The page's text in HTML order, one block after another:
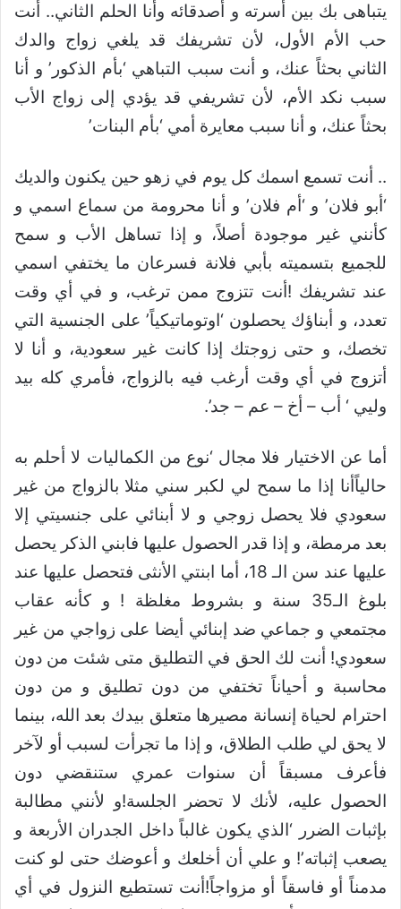
يتباهى بك بين أسرته و أصدقائه وأنا الحلم الثاني.. أنت
حب الأم الأول، لأن تشريفك قد يلغي زواج والدك
الثاني بحثاً عنك، و أنت سبب التباهي ‘بأم الذكور’ و أنا
سبب نكد الأم، لأن تشريفي قد يؤدي إلى زواج الأب
بحثاً عنك، و أنا سبب معايرة أمي ‘بأم البنات’
.. أنت تسمع اسمك كل يوم في زهو حين يكنون والديك
‘أبو فلان’ و ‘أم فلان’ و أنا محرومة من سماع اسمي و
كأنني غير موجودة أصلاً، و إذا تساهل الأب و سمح
للجميع بتسميته بأبي فلانة فسرعان ما يختفي اسمي
عند تشريفك !أنت تتزوج ممن ترغب، و في أي وقت
تعدد، و أبناؤك يحصلون ‘اوتوماتيكياً’ على الجنسية التي
تخصك، و حتى زوجتك إذا كانت غير سعودية، و أنا لا
أتزوج في أي وقت أرغب فيه بالزواج، فأمري كله بيد
وليي ‘ أب – أخ – عم – جد’.
أما عن الاختيار فلا مجال ‘نوع من الكماليات لا أحلم به
حالياًأنا إذا ما سمح لي لكبر سني مثلا بالزواج من غير
سعودي فلا يحصل زوجي و لا أبنائي على جنسيتي إلا
بعد مرمطة، و إذا قدر الحصول عليها فابني الذكر يحصل
عليها عند سن الـ 18، أما ابنتي الأنثى فتحصل عليها عند
بلوغ الـ35 سنة و بشروط مغلظة ! و كأنه عقاب
مجتمعي و جماعي ضد إبنائي أيضا على زواجي من غير
سعودي! أنت لك الحق في التطليق متى شئت من دون
محاسبة و أحياناً تختفي من دون تطليق و من دون
احترام لحياة إنسانة مصيرها متعلق بيدك بعد الله، بينما
لا يحق لي طلب الطلاق، و إذا ما تجرأت لسبب أو لآخر
فأعرف مسبقاً أن سنوات عمري ستنقضي دون
الحصول عليه، لأنك لا تحضر الجلسة!و لأنني مطالبة
بإثبات الضرر ‘الذي يكون غالباً داخل الجدران الأربعة و
يصعب إثباته’! و علي أن أخلعك و أعوضك حتى لو كنت
مدمناً أو فاسقاً أو مزواجاً!أنت تستطيع النزول في أي